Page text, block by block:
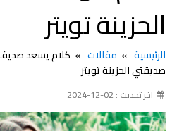
الحزينة تويتر
الرئيسية مقالات
كلام يسعد
صديقتي الحزينة تويتر
اخر تحديث : 02-12-2024